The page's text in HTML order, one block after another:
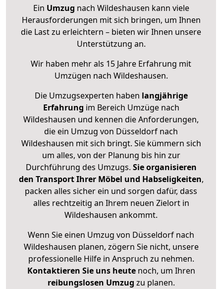
Ein Umzug nach Wildeshausen kann viele
Herausforderungen mit sich bringen, um Ihnen
die Last zu erleichtern – bieten wir Ihnen unsere
Unterstützung an.
Wir haben mehr als 15 Jahre Erfahrung mit
Umzügen nach Wildeshausen.
Die Umzugsexperten haben langjährige
Erfahrung im Bereich Umzüge nach
Wildeshausen und kennen die Anforderungen,
die ein Umzug von Düsseldorf nach
Wildeshausen mit sich bringt. Sie kümmern sich
um alles, von der Planung bis hin zur
Durchführung des Umzugs. Sie organisieren
den Transport Ihrer Möbel und Habseligkeiten,
packen alles sicher ein und sorgen dafür, dass
alles rechtzeitig an Ihrem neuen Zielort in
Wildeshausen ankommt.
Wenn Sie einen Umzug von Düsseldorf nach
Wildeshausen planen, zögern Sie nicht, unsere
professionelle Hilfe in Anspruch zu nehmen.
Kontaktieren Sie uns heutenoch, um Ihren
reibungslosen Umzug zu planen.